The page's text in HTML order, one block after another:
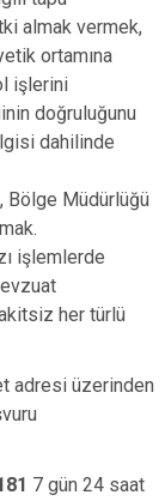
almak vermek,
ortamına
işlerini
doğruluğunu
dahilinde
Bölge Müdürlüğü
işlemlerde
her türlü
adresi üzerinden
7 gün 24 saat